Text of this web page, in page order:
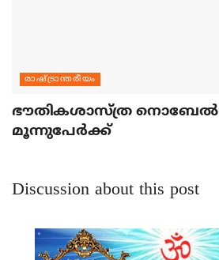
രാഷ്ട്രാന്തരീയം
ഭൗതികശാസ്ത്ര
മൂന്നുപേര്‍ക്ക്
Discussion about this post